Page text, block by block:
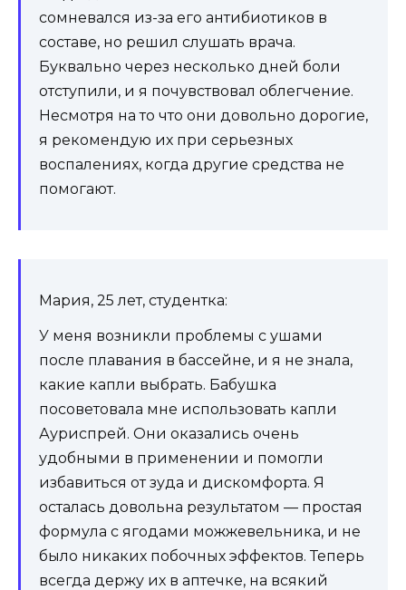
сомневался из-за его антибиотиков в
составе, но решил слушать врача.
Буквально через несколько дней боли
отступили, и я почувствовал облегчение.
Несмотря на то что они довольно дорогие,
я рекомендую их при серьезных
воспалениях, когда другие средства не
помогают.
Мария, 25 лет, студентка:
У меня возникли проблемы с ушами
после плавания в бассейне, и я не знала,
какие капли выбрать. Бабушка
посоветовала мне использовать капли
Ауриспрей. Они оказались очень
удобными в применении и помогли
избавиться от зуда и дискомфорта. Я
осталась довольна результатом — простая
формула с ягодами можжевельника, и не
было никаких побочных эффектов. Теперь
всегда держу их в аптечке, на всякий